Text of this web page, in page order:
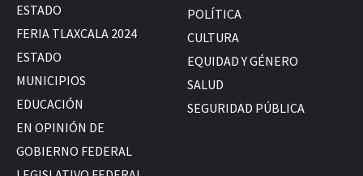
ESTADO
FERIA TLAXCALA 2024
ESTADO
MUNICIPIOS
EDUCACIÓN
EN OPINIÓN DE
GOBIERNO FEDERAL
POLÍTICA
CULTURA
EQUIDAD Y GÉNERO
SALUD
SEGURIDAD PÚBLICA